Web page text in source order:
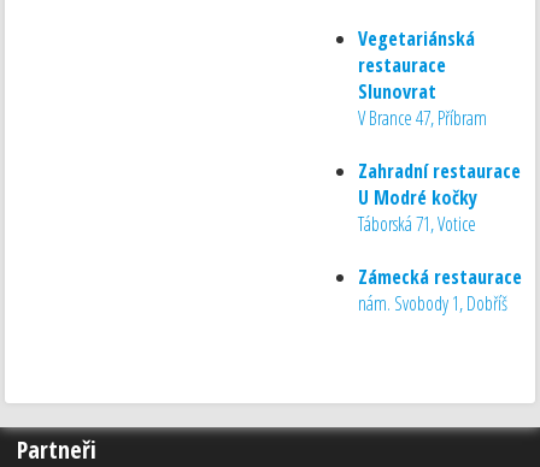
Vegetariánská
restaurace
Slunovrat
V Brance 47, Příbram
Zahradní restaurace
U Modré kočky
Táborská 71, Votice
Zámecká restaurace
nám. Svobody 1, Dobříš
Partneři